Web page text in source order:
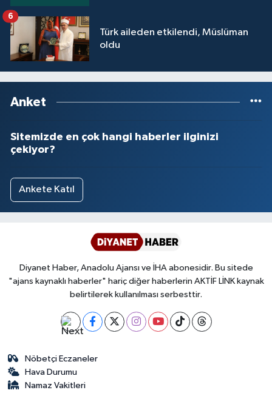
Türk aileden etkilendi, Müslüman
oldu
6
Anket
Sitemizde en çok hangi haberler ilginizi
çekiyor?
Ankete Katıl
Diyanet Haber, Anadolu Ajansı ve İHA abonesidir. Bu sitede
"ajans kaynaklı haberler" hariç diğer haberlerin AKTİF LİNK kaynak
belirtilerek kullanılması serbesttir.
Nöbetçi Eczaneler
Hava Durumu
Namaz Vakitleri